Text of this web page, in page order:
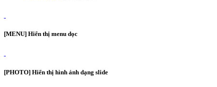
[MENU] Hiển thị menu dọc
[PHOTO] Hiển thị hình ảnh dạng slide